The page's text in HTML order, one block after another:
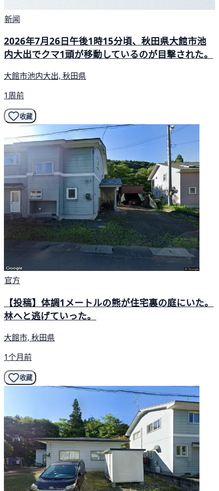
新闻
2026年7月26日午後1時15分頃、秋田県大館市池
内大出でクマ1頭が移動しているのが目撃された。
大館市池内大出, 秋田県
1周前
收藏
官方
【投稿】体調1メートルの熊が住宅裏の庭にいた。
林へと逃げていった。
大館市, 秋田県
1个月前
收藏